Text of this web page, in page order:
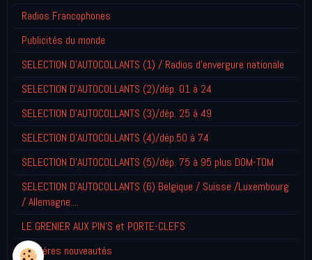
Radios Francophones
Publicités du monde
SELECTION D'AUTOCOLLANTS (1) / Radios d'envergure nationale
SELECTION D'AUTOCOLLANTS (2)/dép. 01 à 24
SELECTION D'AUTOCOLLANTS (3)/dép. 25 à 49
SELECTION D'AUTOCOLLANTS (4)/dép.50 à 74
SELECTION D'AUTOCOLLANTS (5)/dép. 75 à 95 plus DOM-TOM
SELECTION D'AUTOCOLLANTS (6) Belgique / Suisse /Luxembourg
/ Allemagne....
LE GRENIER AUX PIN'S et PORTE-CLEFS
Derniéres nouveautés